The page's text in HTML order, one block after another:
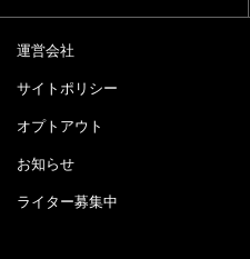
運営会社
サイトポリシー
オプトアウト
お知らせ
ライター募集中